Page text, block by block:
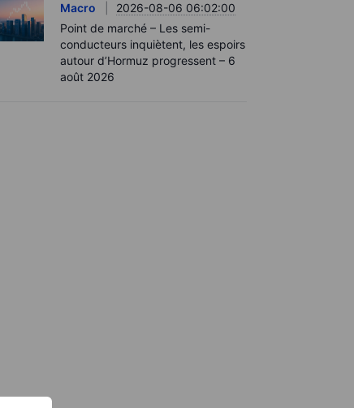
Macro
2026-08-06 06:02:00
Point de marché – Les semi-
conducteurs inquiètent, les espoirs
autour d’Hormuz progressent – 6
août 2026